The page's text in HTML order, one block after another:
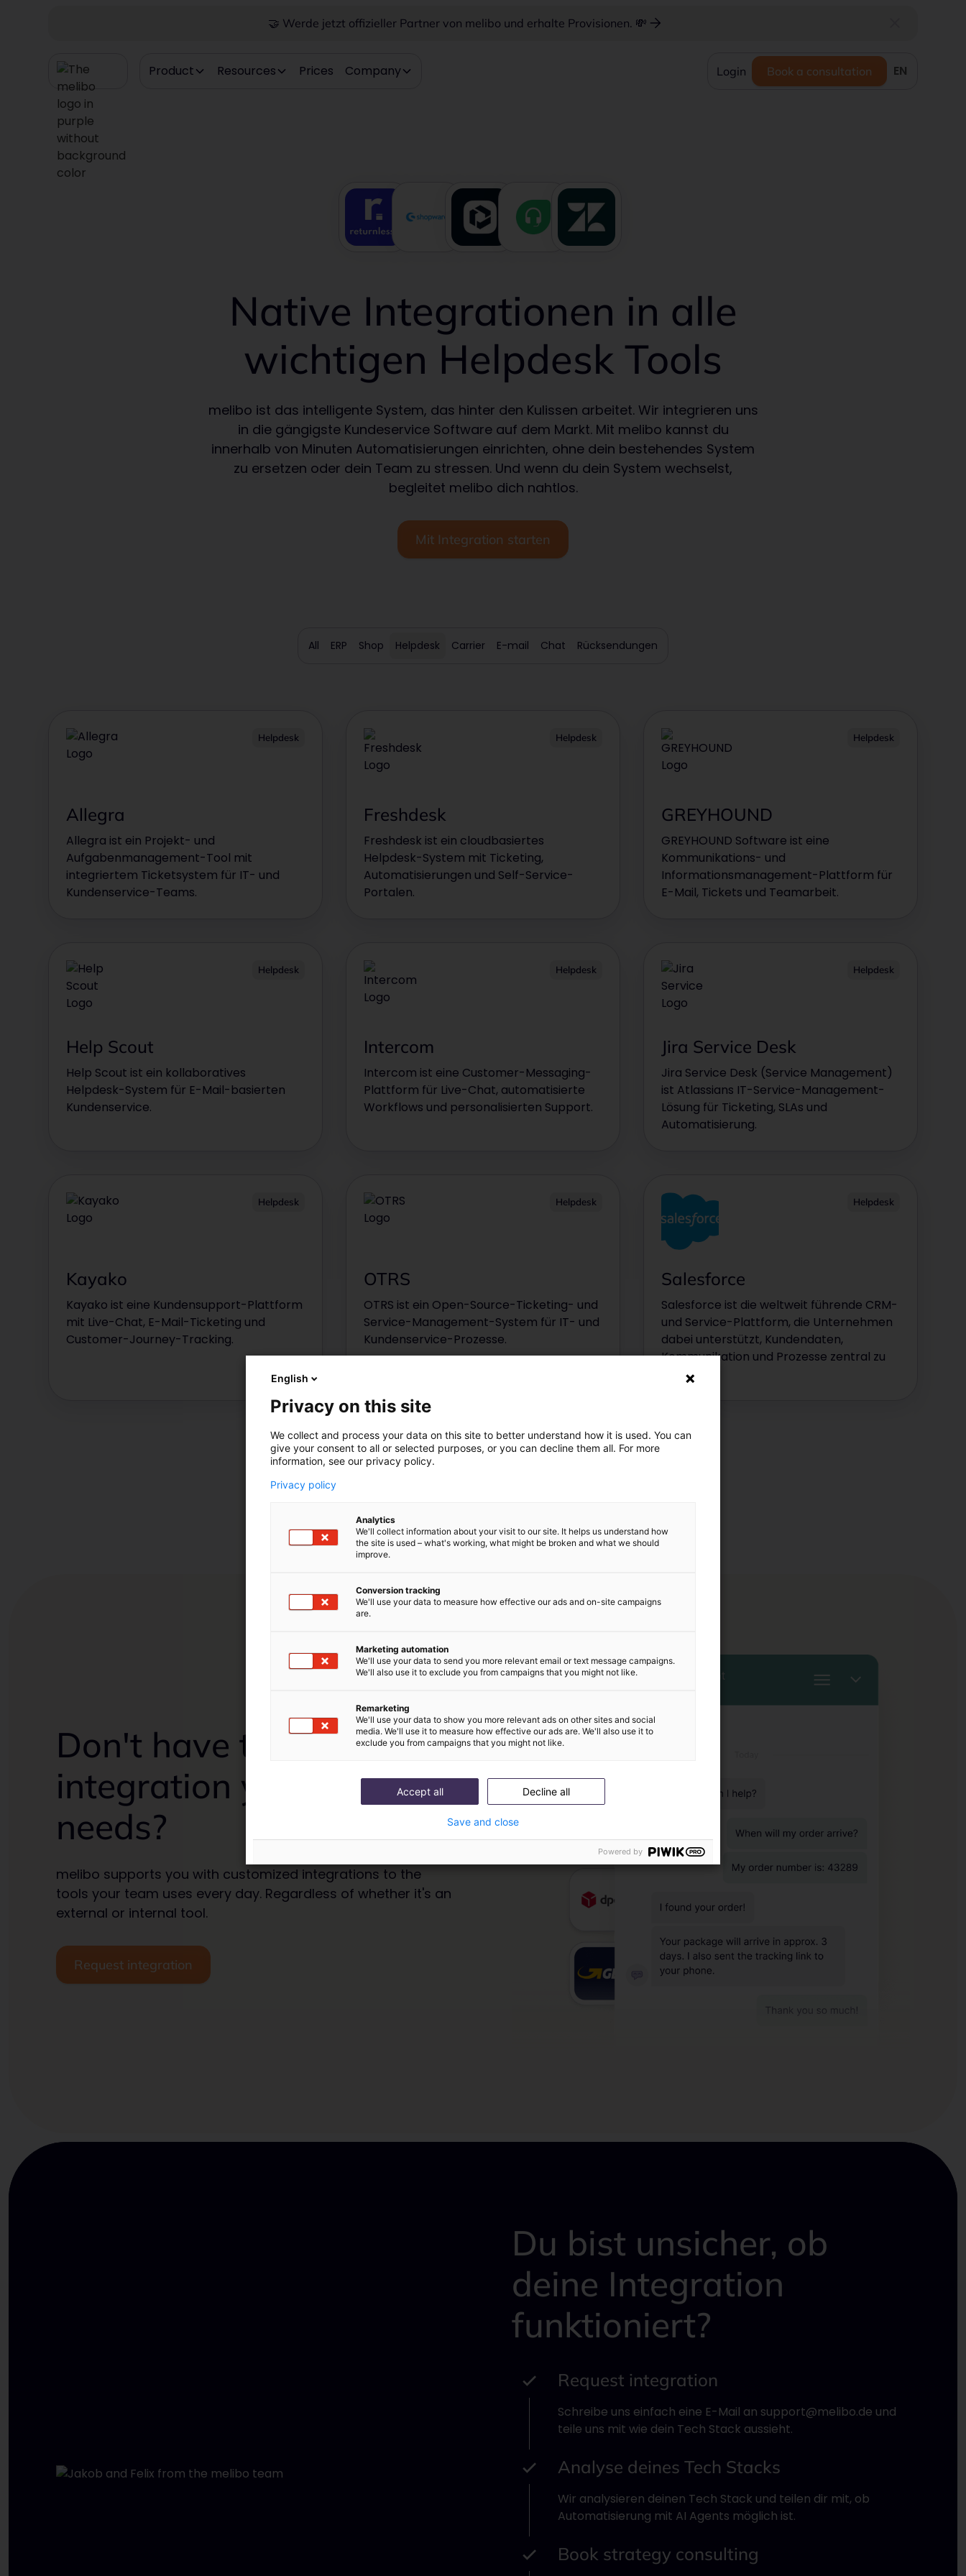
🤝 Werde jetzt offizieller Partner von melibo und erhalte Provisionen. 💸
Product Resources Prices Company Login Book a consultation EN
Native Integrationen in alle
wichtigen Helpdesk Tools
melibo ist das intelligente System, das hinter den Kulissen arbeitet. Wir integrieren uns
in die gängigste Kundeservice Software auf dem Markt. Mit melibo kannst du
innerhalb von Minuten Automatisierungen einrichten, ohne dein bestehendes System
zu ersetzen oder dein Team zu stressen. Und wenn du dein System wechselst,
begleitet melibo dich nahtlos.
Mit Integration starten
All ERP Shop Helpdesk Carrier E-mail Chat Rücksendungen
Helpdesk
Allegra
Allegra ist ein Projekt- und
Aufgabenmanagement-Tool mit
integriertem Ticketsystem für IT- und
Kundenservice-Teams.
Helpdesk
Freshdesk
Freshdesk ist ein cloudbasiertes
Helpdesk-System mit Ticketing,
Automatisierungen und Self-Service-
Portalen.
Helpdesk
GREYHOUND
GREYHOUND Software ist eine
Kommunikations- und
Informationsmanagement-Plattform für
E-Mail, Tickets und Teamarbeit.
Helpdesk
Help Scout
Help Scout ist ein kollaboratives
Helpdesk-System für E-Mail-basierten
Kundenservice.
Helpdesk
Intercom
Intercom ist eine Customer-Messaging-
Plattform für Live-Chat, automatisierte
Workflows und personalisierten Support.
Helpdesk
Jira Service Desk
Jira Service Desk (Service Management)
ist Atlassians IT-Service-Management-
Lösung für Ticketing, SLAs und
Automatisierung.
Helpdesk
Kayako
Kayako ist eine Kundensupport-Plattform
mit Live-Chat, E-Mail-Ticketing und
Customer-Journey-Tracking.
Helpdesk
OTRS
OTRS ist ein Open-Source-Ticketing- und
Service-Management-System für IT- und
Kundenservice-Prozesse.
Helpdesk
Salesforce
Salesforce ist die weltweit führende CRM-
und Service-Plattform, die Unternehmen
dabei unterstützt, Kundendaten,
Kommunikation und Prozesse zentral zu
verwalten.
Don't have the
integration your team
needs?
melibo supports you with customized integrations to the
tools your team uses every day. Regardless of whether it's an
external or internal tool.
Request integration
Du bist unsicher, ob
deine Integration
funktioniert?
Request integration
Schreibe uns einfach eine E-Mail an support@melibo.de und
teile uns mit wie dein Tech Stack aussieht.
Analyse deines Tech Stacks
Wir analysieren deinen Tech Stack und teilen dir mit, ob
Automatisierung mit AI Agents möglich ist.
Book strategy consulting
English
Privacy on this site
We collect and process your data on this site to better understand how it is used. You can
give your consent to all or selected purposes, or you can decline them all. For more
information, see our privacy policy.
Privacy policy
Analytics
We'll collect information about your visit to our site. It helps us understand how
the site is used – what's working, what might be broken and what we should
improve.
Conversion tracking
We'll use your data to measure how effective our ads and on-site campaigns
are.
Marketing automation
We'll use your data to send you more relevant email or text message campaigns.
We'll also use it to exclude you from campaigns that you might not like.
Remarketing
We'll use your data to show you more relevant ads on other sites and social
media. We'll use it to measure how effective our ads are. We'll also use it to
exclude you from campaigns that you might not like.
Accept all Decline all
Save and close
Powered by